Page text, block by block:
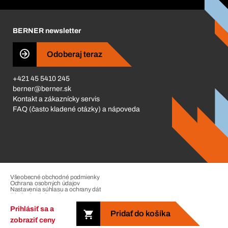
Prihlásiť sa a
zobraziť ceny
Pridať do košíka
Business Conduct
BERNER newsletter
Odoberaj teraz
+421 45 5410 245
berner@berner.sk
Kontakt a zákaznícky servis
FAQ (často kladené otázky) a nápoveda
Copyright © 2026. The Berner Group. All rights reserved.
Všeobecné obchodné podmienky
Ochrana osobných údajov
Nastavenia súhlasu a ochrany dát
Riadenie sťažností